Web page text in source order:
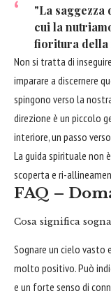
"La saggezza
cui la
fioritura della
Non si tratta di
imparare a discernere
spingono verso la
direzione è un piccolo
interiore, un passo
La guida spirituale non
scoperta e ri-
FAQ –
Cosa significa
Sognare un cielo
molto positivo. Può
e un forte senso di